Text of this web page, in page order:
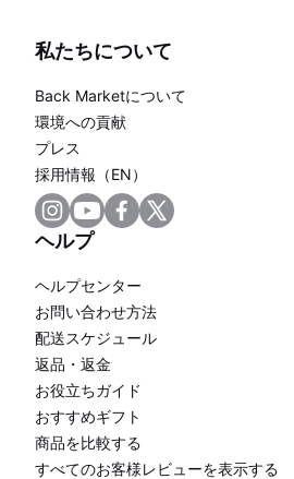
私たちについて
Back Marketについて
環境への貢献
プレス
採用情報（EN）
ヘルプ
ヘルプセンター
お問い合わせ方法
配送スケジュール
返品・返金
お役立ちガイド
おすすめギフト
商品を比較する
すべてのお客様レビューを表示する